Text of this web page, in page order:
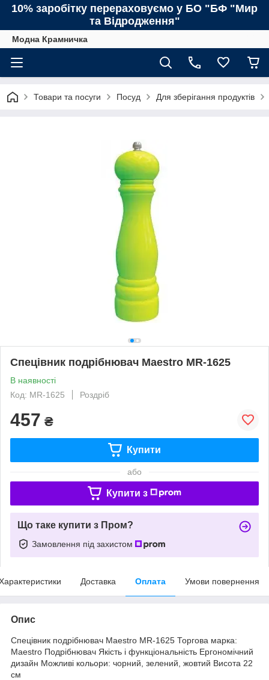
10% заробітку перераховуємо у БО "БФ "Мир
та Відродження"
Модна Крамничка
Товари та посуги Посуд Для зберігання продуктів
Спецівник подрібнювач Maestro MR-1625
В наявності
Код: MR-1625
Роздріб
457 ₴
Купити
або
Купити з
Що таке купити з Пром?
Замовлення під захистом
Доставка Оплата Умови повернення
Опис
Спецівник подрібнювач Maestro MR-1625 Торгова марка:
Maestro Подрібнювач Якість і функціональність Ергономічний
дизайн Можливі кольори: чорний, зелений, жовтий Висота 22
см